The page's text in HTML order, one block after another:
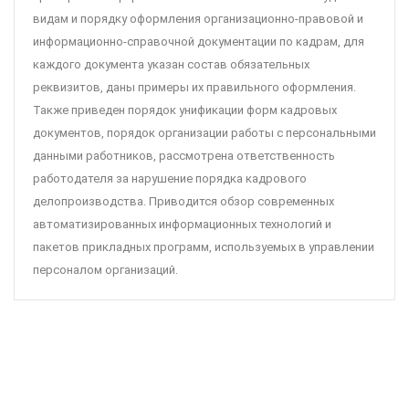
видам и порядку оформления организационно-правовой и
информационно-справочной документации по кадрам, для
каждого документа указан состав обязательных
реквизитов, даны примеры их правильного оформления.
Также приведен порядок унификации форм кадровых
документов, порядок организации работы с персональными
данными работников, рассмотрена ответственность
работодателя за нарушение порядка кадрового
делопроизводства. Приводится обзор современных
автоматизированных информационных технологий и
пакетов прикладных программ, используемых в управлении
персоналом организаций.